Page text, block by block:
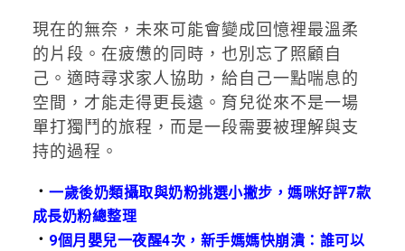
現在的無奈，未來可能會變成回憶裡最溫柔
的片段。在疲憊的同時，也別忘了照顧自
己。適時尋求家人協助，給自己一點喘息的
空間，才能走得更長遠。育兒從來不是一場
單打獨鬥的旅程，而是一段需要被理解與支
持的過程。
．一歲後奶類攝取與奶粉挑選小撇步，媽咪好評7款
成長奶粉總整理
． 9個月嬰兒一夜醒4次，新手媽媽快崩潰：誰可以